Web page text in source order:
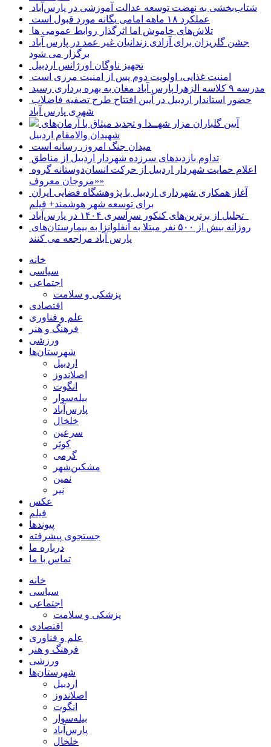
شتاب‌بخشی به نهضت توسعه عدالت آموزشی در پارس‌آباد
عملکرد ۱۸ ماهه امامی یگانه مورد قبول است
تلاش‌های خاموش اما اثرگذار روابط عمومی ها
برگزار می شود
تجهیز ناوگان اورژانس اردبیل
امنیت غذایی، اولویت دوم پس از امنیت مرزی است
مدرسه ۹ کلاسه الزهرا پارس آباد مغان به بهره برداری رسید
شهری پارس آباد
شهیدان والامقام اردبیل
میدان جنگ امروز، رسانه است
تداوم بازدیدهای سرزده شهردار اردبیل از مناطق
«مروجان معروف»
برای توسعه شهر هوشمند+ فیلم
پارس آباد مراجعه می کنند
خانه
سیاسی
اجتماعی
پزشکی و سلامت
اقتصادی
علم و فناوری
فرهنگ و هنر
ورزشی
شهرستان‌ها
اردبیل
اصلاندوز
انگوت
بیله‌سوار
پارس‌آباد
خلخال
سرعین
کوثر
گرمی
مشکین‌شهر
نمین
نیر
عکس
فیلم
پیوندها
جستجوی پیشرفته
درباره ما
تماس با ما
خانه
سیاسی
اجتماعی
پزشکی و سلامت
اقتصادی
علم و فناوری
فرهنگ و هنر
ورزشی
شهرستان‌ها
اردبیل
اصلاندوز
انگوت
بیله‌سوار
پارس‌آباد
خلخال